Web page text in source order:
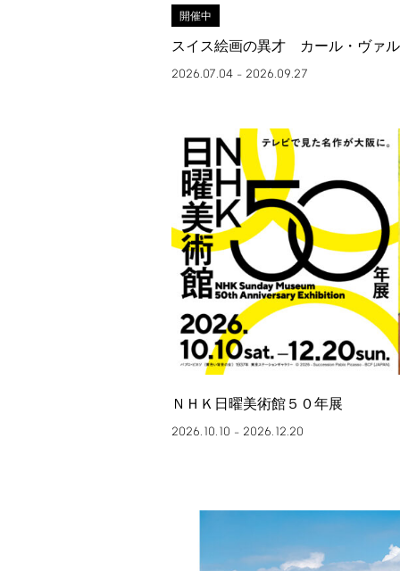
開催中
スイス絵画の異才 カール・ヴァ
2026.07.04 – 2026.09.27
ＮＨＫ日曜美術館５０年展
2026.10.10 – 2026.12.20